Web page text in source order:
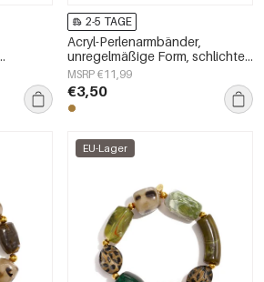
2-5 TAGE
Acryl-Perlenarmbänder,
unregelmäßige Form, schlichte
Alltagsserie, Damenschmuck
MSRP €11,99
€3,50
EU-Lager